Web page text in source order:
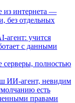
из интернета —
без отдельных
агент: учится
с данными
полностью
ИИ-агент, невидим
есть
правами